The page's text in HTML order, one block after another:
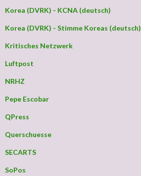
Korea (DVRK) - KCNA (deutsch)
Korea (DVRK) - Stimme Koreas (deutsch)
Kritisches Netzwerk
Luftpost
NRHZ
Pepe Escobar
QPress
Querschuesse
SECARTS
SoPos